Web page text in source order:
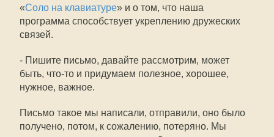
«Соло на клавиатуре» и о том, что наша
программа способствует укреплению дружеских
связей.
- Пишите письмо, давайте рассмотрим, может
быть, что-то и придумаем полезное, хорошее,
нужное, важное.
Письмо такое мы написали, отправили, оно было
получено, потом, к сожалению, потеряно. Мы